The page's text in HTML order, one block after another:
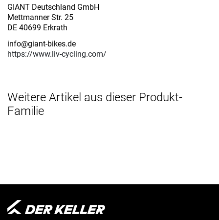
GIANT Deutschland GmbH
Mettmanner Str. 25
DE 40699 Erkrath
info@giant-bikes.de
https://www.liv-cycling.com/
Weitere Artikel aus dieser Produkt-
Familie